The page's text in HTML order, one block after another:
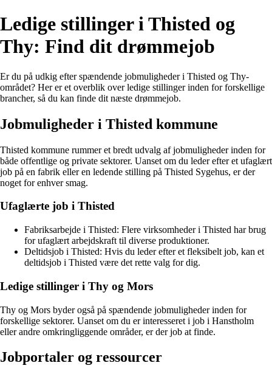
Ledige stillinger i Thisted og
Thy: Find dit drømmejob
Er du på udkig efter spændende jobmuligheder i Thisted og Thy-
området? Her er et overblik over ledige stillinger inden for forskellige
brancher, så du kan finde dit næste drømmejob.
Jobmuligheder i Thisted kommune
Thisted kommune rummer et bredt udvalg af jobmuligheder inden for
både offentlige og private sektorer. Uanset om du leder efter et ufaglært
job på en fabrik eller en ledende stilling på Thisted Sygehus, er der
noget for enhver smag.
Ufaglærte job i Thisted
Fabriksarbejde i Thisted: Flere virksomheder i Thisted har brug
for ufaglært arbejdskraft til diverse produktioner.
Deltidsjob i Thisted: Hvis du leder efter et fleksibelt job, kan et
deltidsjob i Thisted være det rette valg for dig.
Ledige stillinger i Thy og Mors
Thy og Mors byder også på spændende jobmuligheder inden for
forskellige sektorer. Uanset om du er interesseret i job i Hanstholm
eller andre omkringliggende områder, er der job at finde.
Jobportaler og ressourcer